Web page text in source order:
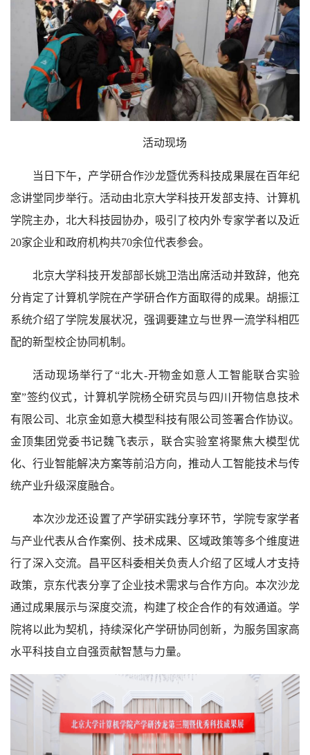
活动现场
当日下午，产学研合作沙龙暨优秀科技成果展在百年纪
念讲堂同步举行。活动由北京大学科技开发部支持、计算机
学院主办，北大科技园协办，吸引了校内外专家学者以及近
20家企业和政府机构共70余位代表参会。
北京大学科技开发部部长姚卫浩出席活动并致辞，他充
分肯定了计算机学院在产学研合作方面取得的成果。胡振江
系统介绍了学院发展状况，强调要建立与世界一流学科相匹
配的新型校企协同机制。
活动现场举行了“北大-开物金如意人工智能联合实验
室”签约仪式，计算机学院杨仝研究员与四川开物信息技术
有限公司、北京金如意大模型科技有限公司签署合作协议。
金顶集团党委书记魏飞表示，联合实验室将聚焦大模型优
化、行业智能解决方案等前沿方向，推动人工智能技术与传
统产业升级深度融合。
本次沙龙还设置了产学研实践分享环节，学院专家学者
与产业代表从合作案例、技术成果、区域政策等多个维度进
行了深入交流。昌平区科委相关负责人介绍了区域人才支持
政策，京东代表分享了企业技术需求与合作方向。本次沙龙
通过成果展示与深度交流，构建了校企合作的有效通道。学
院将以此为契机，持续深化产学研协同创新，为服务国家高
水平科技自立自强贡献智慧与力量。